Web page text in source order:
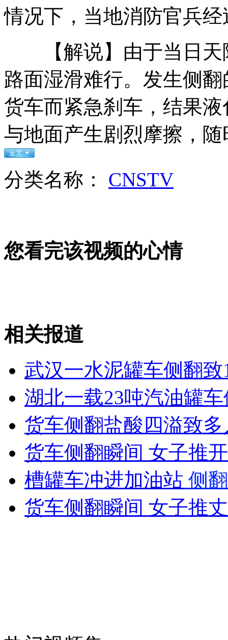
青涩的蜕变 孙杨梦想当歌星
周克华案"被误杀"民警现身辟谣
山西运城恶犬咬伤多人 警民合力深夜将其击毙
走！跟着总书记去植树
消防员救轻生者 花炮节热闹非凡 减压"枕头大战"
纽约上演“枕头大战”
情况下，当地消防官兵
【解说】由于当日天
路面湿滑难行。发生侧
货车而紧急刹车，结果
与地面产生剧烈摩擦，
分类名称： CNSTV
您看完该视频的心情
相关报道
武汉一水泥罐车侧翻致
湖北一载23吨汽油罐
货车侧翻盐酸四溢致多
货车侧翻瞬间 女子推
槽罐车冲进加油站 侧翻
货车侧翻瞬间 女子推